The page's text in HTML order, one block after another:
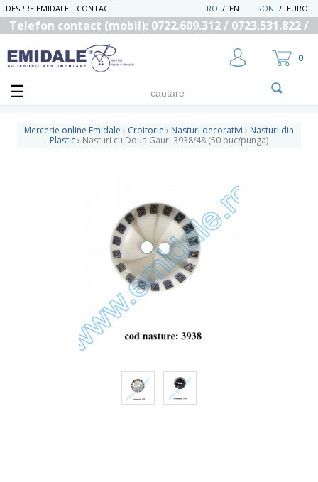
DESPRE EMIDALE CONTACT RON / EURO
EN
/
RO
Telefon contact (mobil): 0722.609.312 / 0723.531.822 /
RECUPEREAZA PAROLA
0
Mercerie online Emidale › Croitorie › Nasturi decorativi › Nasturi din
Plastic› Nasturi cu Doua Gauri 3938/48 (50 buc/punga)